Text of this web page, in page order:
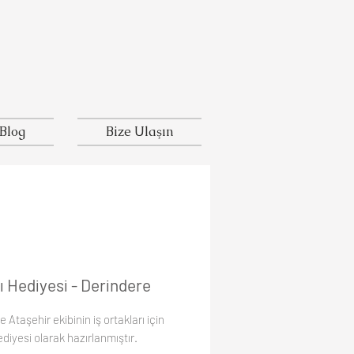
Blog Bize Ulaşın
Hediyesi - Derindere
Ataşehir ekibinin iş ortakları için
olarak hazırlanmıştır.